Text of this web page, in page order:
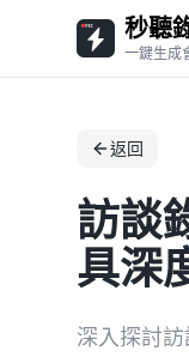
秒聽
一鍵生成
返回
訪談
具深
深入探討